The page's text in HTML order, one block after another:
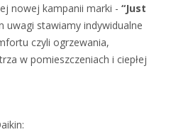
nowej kampanii marki - “Just
uwagi stawiamy indywidualne
czyli ogrzewania,
w pomieszczeniach i ciepłej